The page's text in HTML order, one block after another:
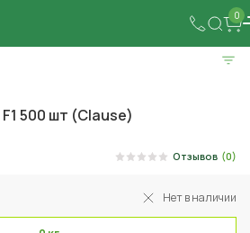
0
500 шт (Clause)
Отзывов (0)
Нет в наличии